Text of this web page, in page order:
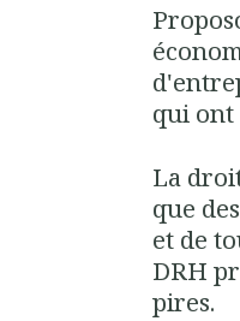
qui ont
La
que
et de
DRH
pires.